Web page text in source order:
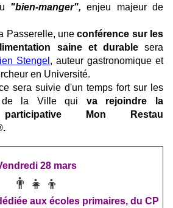
"bien-manger", enjeu majeur de
Passerelle, uneconférence sur les
saine et durablesera
Stengel , auteur gastronomique et
en Université.
sera suivie d'un temps fort sur les
de la Ville qui va rejoindre la
Mon Restau
28 mars
👨‍👧‍👦
aux écoles primaires, du CP